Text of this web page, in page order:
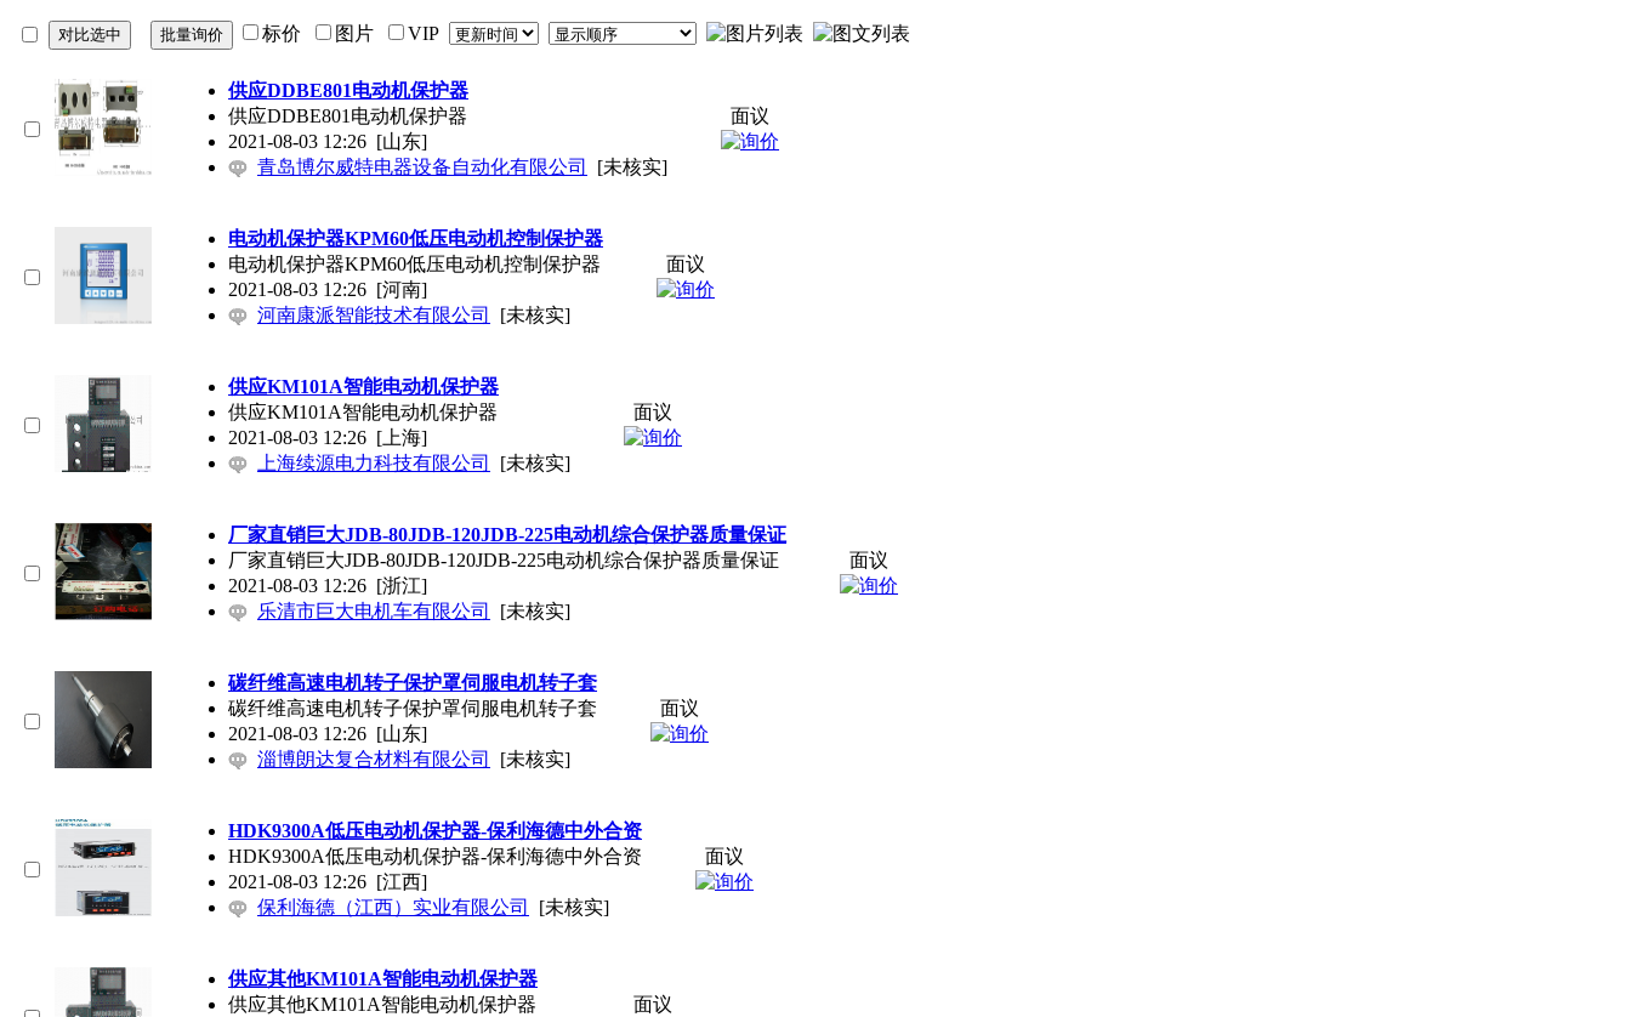
标价 图片 VIP
供应DDBE801电动机保护器
供应DDBE801电动机保护器
2021-08-03 12:26 [山东]
青岛博尔威特电器设备自动化有限公司
[未核实]
面议
电动机保护器KPM60低压电动机控制保护器
电动机保护器KPM60低压电动机控制保护器
2021-08-03 12:26 [河南]
河南康派智能技术有限公司
[未核实]
面议
供应KM101A智能电动机保护器
供应KM101A智能电动机保护器
2021-08-03 12:26 [上海]
上海续源电力科技有限公司
[未核实]
面议
厂家直销巨大JDB-80JDB-120JDB-225电动机综合保护器质量保证
厂家直销巨大JDB-80JDB-120JDB-225电动机综合保护器质量保证
2021-08-03 12:26 [浙江]
乐清市巨大电机车有限公司
[未核实]
面议
碳纤维高速电机转子保护罩伺服电机转子套
碳纤维高速电机转子保护罩伺服电机转子套
2021-08-03 12:26 [山东]
淄博朗达复合材料有限公司
[未核实]
面议
HDK9300A低压电动机保护器-保利海德中外合资
HDK9300A低压电动机保护器-保利海德中外合资
2021-08-03 12:26 [江西]
保利海德（江西）实业有限公司
[未核实]
面议
供应其他KM101A智能电动机保护器
供应其他KM101A智能电动机保护器
面议